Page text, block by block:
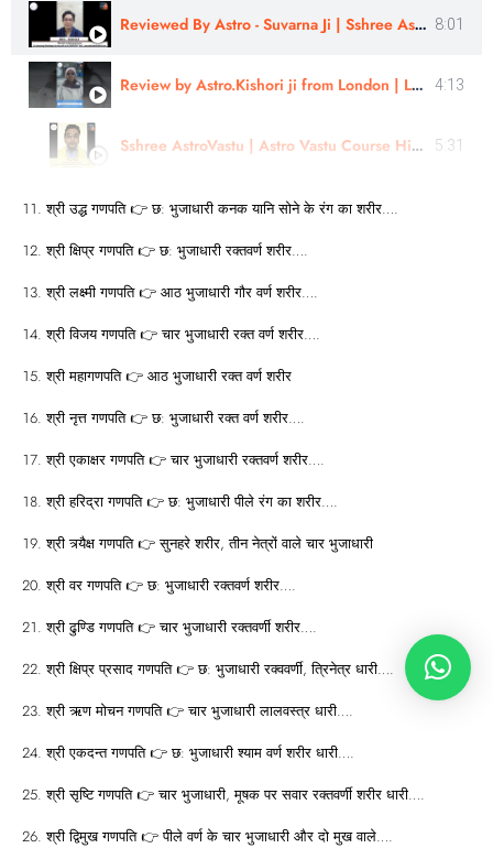
Reviewed By Astro - Suvarna Ji | Sshree Astro Vastu 8:01
Review by Astro.Kishori ji from London | Learn Astrology 4:13
Sshree AstroVastu | Astro Vastu Course Hindi | Astro Vastu Workshop | Review | Mr. Aniket 5:31
श्री उद्ध गणपति 👉 छ: भुजाधारी कनक यानि सोने के रंग का शरीर….
श्री क्षिप्र गणपति 👉 छ: भुजाधारी रक्तवर्ण शरीर….
श्री लक्ष्मी गणपति 👉 आठ भुजाधारी गौर वर्ण शरीर….
श्री विजय गणपति 👉 चार भुजाधारी रक्त वर्ण शरीर….
श्री महागणपति 👉 आठ भुजाधारी रक्त वर्ण शरीर
श्री नृत्त गणपति 👉 छ: भुजाधारी रक्त वर्ण शरीर….
श्री एकाक्षर गणपति 👉 चार भुजाधारी रक्तवर्ण शरीर….
श्री हरिद्रा गणपति 👉 छ: भुजाधारी पीले रंग का शरीर….
श्री त्र्यैक्ष गणपति 👉 सुनहरे शरीर, तीन नेत्रों वाले चार भुजाधारी
श्री वर गणपति 👉 छ: भुजाधारी रक्तवर्ण शरीर….
श्री ढुण्डि गणपति 👉 चार भुजाधारी रक्तवर्णी शरीर….
श्री क्षिप्र प्रसाद गणपति 👉 छ: भुजाधारी रक्ववर्णी, त्रिनेत्र धारी….
श्री ऋण मोचन गणपति 👉 चार भुजाधारी लालवस्त्र धारी….
श्री एकदन्त गणपति 👉 छ: भुजाधारी श्याम वर्ण शरीर धारी….
श्री सृष्टि गणपति 👉 चार भुजाधारी, मूषक पर सवार रक्तवर्णी शरीर धारी….
श्री द्विमुख गणपति 👉 पीले वर्ण के चार भुजाधारी और दो मुख वाले….